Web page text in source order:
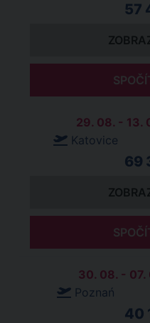
57
29. 08. - 13.
Katovice
69
30. 08. -
Poznań
40